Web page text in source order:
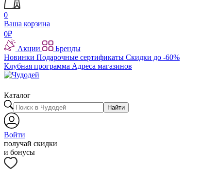
0
Ваша корзина
0₽
Акции
Бренды
Новинки Подарочные сертификаты Скидки до -60%
Клубная программа Адреса магазинов
Каталог
Найти
Войти
получай скидки
и бонусы